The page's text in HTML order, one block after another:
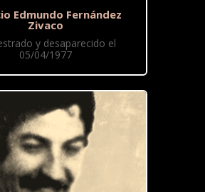
Edmundo Fernández
Zivaco
y desaparecido el
05/04/1977